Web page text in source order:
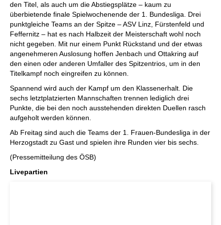
den Titel, als auch um die Abstiegsplätze – kaum zu
überbietende finale Spielwochenende der 1. Bundesliga. Drei
punktgleiche Teams an der Spitze – ASV Linz, Fürstenfeld und
Feffernitz – hat es nach Halbzeit der Meisterschaft wohl noch
nicht gegeben. Mit nur einem Punkt Rückstand und der etwas
angenehmeren Auslosung hoffen Jenbach und Ottakring auf
den einen oder anderen Umfaller des Spitzentrios, um in den
Titelkampf noch eingreifen zu können.
Spannend wird auch der Kampf um den Klassenerhalt. Die
sechs letztplatzierten Mannschaften trennen lediglich drei
Punkte, die bei den noch ausstehenden direkten Duellen rasch
aufgeholt werden können.
Ab Freitag sind auch die Teams der 1. Frauen-Bundesliga in der
Herzogstadt zu Gast und spielen ihre Runden vier bis sechs.
(Pressemitteilung des ÖSB)
Livepartien